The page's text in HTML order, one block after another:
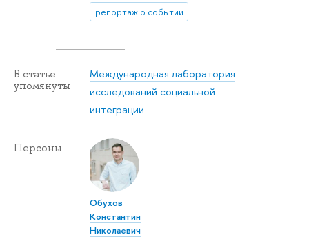
репортаж о событии
В статье
упомянуты
Международная лаборатория
исследований социальной
интеграции
Персоны
Обухов
Константин
Николаевич